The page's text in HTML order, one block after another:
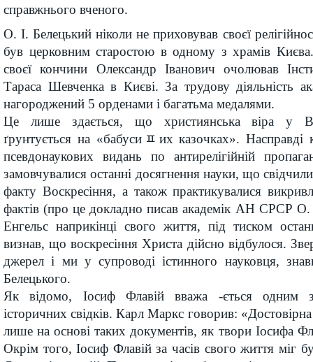
справжнього вченого.
О. І. Белецький ніколи не приховував своєї
був церковним старостою в одному з храмів
своєї кончини Олександр Іванович очолював
Тараса Шевченка в Києві. За трудову діяльність
нагороджений 5 орденами і багатьма медалями.
Це лише здається, що християнська віра у
ґрунтується на «бабусиﾽих казочках». Насправді
псевдонаукових видань по антирелігійній
замовчувалися останні досягнення науки, що
факту Воскресіння, а також практикувалися
фактів (про це докладно писав академік АН СРСР
Енгельс наприкінці свого життя, під тиском
визнав, що воскресіння Христа дійсно відбулося.
джерел і ми у супроводі істинного науковця,
Белецького.
Як відомо, Іосиф Флавій вважа -ється одним
історичних свідків. Карл Маркс говорив:
лише на основі таких документів, як твори Іосифа
Окрім того, Іосиф Флавій за часів свого життя міг